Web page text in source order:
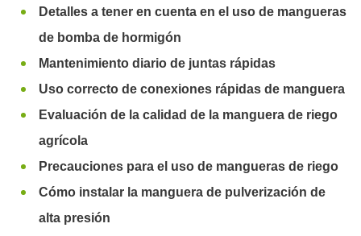
Detalles a tener en cuenta en el uso de mangueras
de bomba de hormigón
Mantenimiento diario de juntas rápidas
Uso correcto de conexiones rápidas de manguera
Evaluación de la calidad de la manguera de riego
agrícola
Precauciones para el uso de mangueras de riego
Cómo instalar la manguera de pulverización de
alta presión